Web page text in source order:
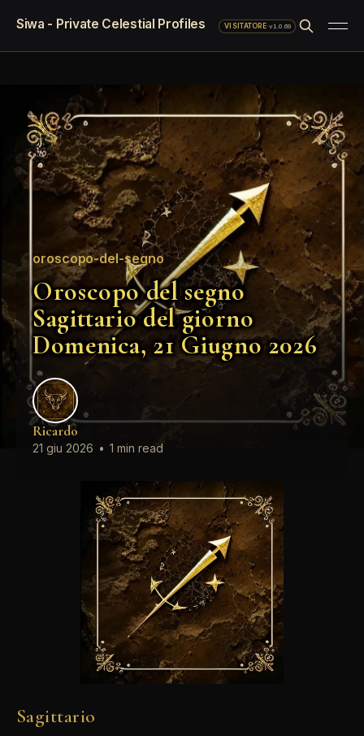
Siwa - Private Celestial Profiles VISITATORE·v1.0.69
oroscopo-del-segno
Oroscopo del segno
Sagittario del giorno
Domenica, 21 Giugno 2026
Ricardo
21 giu 2026 • 1 min read
Sagittario